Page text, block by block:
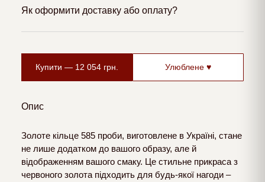
Як оформити доставку або оплату?
Купити — 12 054 грн. Улюблене ♥
Опис
Золоте кільце 585 проби, виготовлене в Україні, стане
не лише додатком до вашого образу, але й
відображенням вашого смаку. Це стильне прикраса з
червоного золота підходить для будь-якої нагоди –